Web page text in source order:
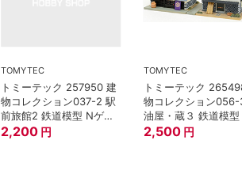
TOMYTEC
トミーテック 257950 建
物コレクション037-2 駅
前旅館2 鉄道模型 Nゲー
ジ
2,200 円
TOMYTEC
トミーテック
物コレクション056-
油屋・蔵３ 鉄道模型
ージ
2,500 円